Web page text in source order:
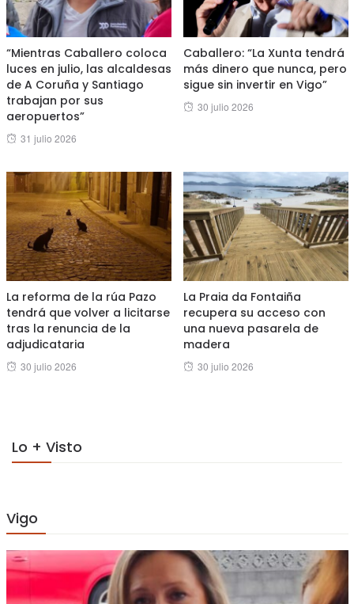
“Mientras Caballero coloca
luces en julio, las alcaldesas
de A Coruña y Santiago
trabajan por sus
aeropuertos”
Posted
31 julio 2026
Caballero: “La Xunta tendrá
más dinero que nunca, pero
sigue sin invertir en Vigo”
Posted
30 julio 2026
La reforma de la rúa Pazo
tendrá que volver a licitarse
tras la renuncia de la
adjudicataria
Posted
30 julio 2026
La Praia da Fontaiña
recupera su acceso con
una nueva pasarela de
madera
Posted
30 julio 2026
Lo + Visto
Vigo